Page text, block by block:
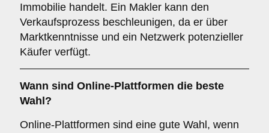
Immobilie handelt. Ein Makler kann den
Verkaufsprozess beschleunigen, da er über
Marktkenntnisse und ein Netzwerk potenzieller
Käufer verfügt.
Wann sind Online-Plattformen die beste
Wahl?
Online-Plattformen sind eine gute Wahl, wenn